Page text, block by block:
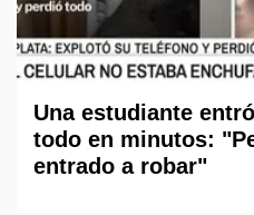
Una estudiante
todo en minutos:
entrado a robar"